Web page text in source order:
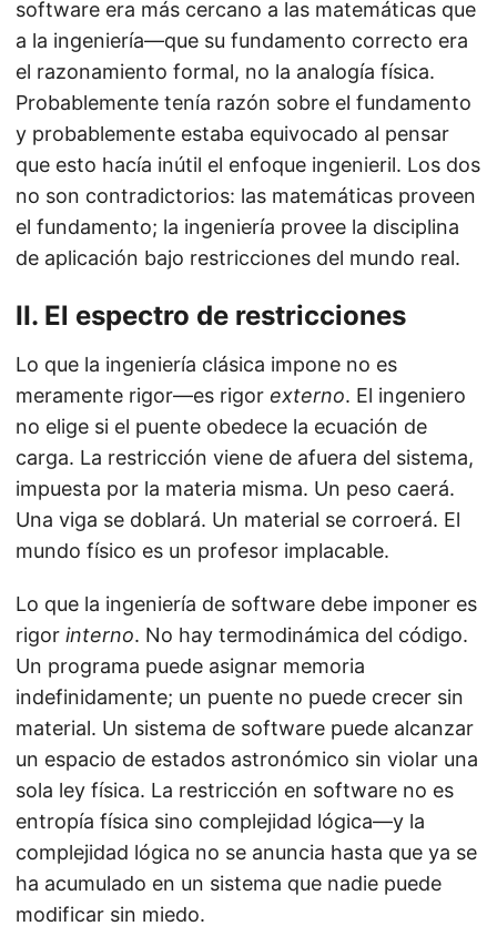
software era más cercano a las matemáticas que
a la ingeniería—que su fundamento correcto era
el razonamiento formal, no la analogía física.
Probablemente tenía razón sobre el fundamento
y probablemente estaba equivocado al pensar
que esto hacía inútil el enfoque ingenieril. Los dos
no son contradictorios: las matemáticas proveen
el fundamento; la ingeniería provee la disciplina
de aplicación bajo restricciones del mundo real.
II. El espectro de restricciones
Lo que la ingeniería clásica impone no es
meramente rigor—es rigor externo. El ingeniero
no elige si el puente obedece la ecuación de
carga. La restricción viene de afuera del sistema,
impuesta por la materia misma. Un peso caerá.
Una viga se doblará. Un material se corroerá. El
mundo físico es un profesor implacable.
Lo que la ingeniería de software debe imponer es
rigor interno. No hay termodinámica del código.
Un programa puede asignar memoria
indefinidamente; un puente no puede crecer sin
material. Un sistema de software puede alcanzar
un espacio de estados astronómico sin violar una
sola ley física. La restricción en software no es
entropía física sino complejidad lógica—y la
complejidad lógica no se anuncia hasta que ya se
ha acumulado en un sistema que nadie puede
modificar sin miedo.